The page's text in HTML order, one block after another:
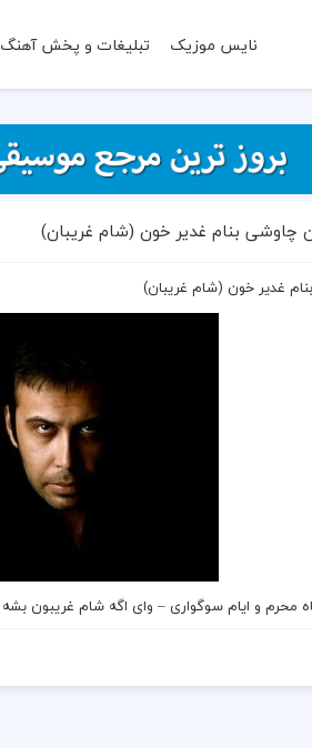
نایس موزیک تبلیغات و پخش آهنگ
چاوشی بنام غدیر خون (شام غریبان)
غدیر خون (شام غریبان)
محرم و ایام سوگواری – وای اگه شام غریبون بشه